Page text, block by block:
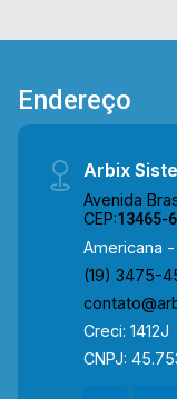
Endereço
Arbix
Avenida
CEP:13465-
Americana -
(19) 3475-
Creci: 1412J
CNPJ: